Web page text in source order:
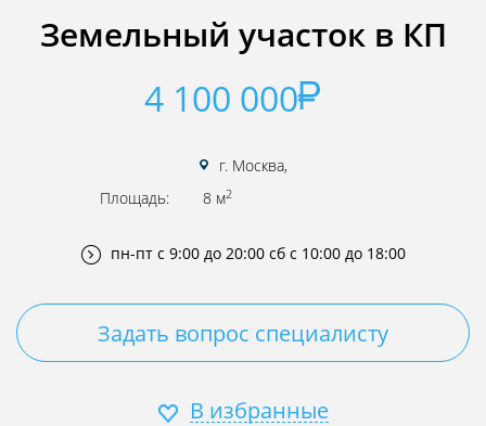
Земельный участок в КП
4 100 000
г. Москва,
Площадь:
8 м2
пн-пт с 9:00 до 20:00 сб с 10:00 до 18:00
Задать вопрос специалисту
В избранные